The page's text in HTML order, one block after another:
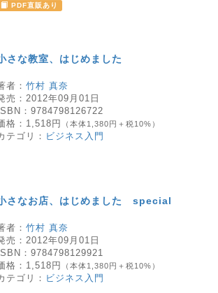
PDF直販あり
さな教室、はじめました
者： 竹村 真奈
売： 2012年09月01日
ISBN： 9784798126722
格： 1,518円 （本体1,380円＋税10%）
テゴリ： ビジネス入門
さなお店、はじめました special
者： 竹村 真奈
売： 2012年09月01日
： 9784798129921
格： 1,518円 （本体1,380円＋税10%）
テゴリ： ビジネス入門